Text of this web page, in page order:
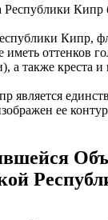
Кипр
Кипр,
иметь оттенков
а также креста и
является
ее